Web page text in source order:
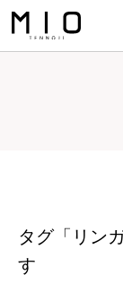
タグ「リン
す